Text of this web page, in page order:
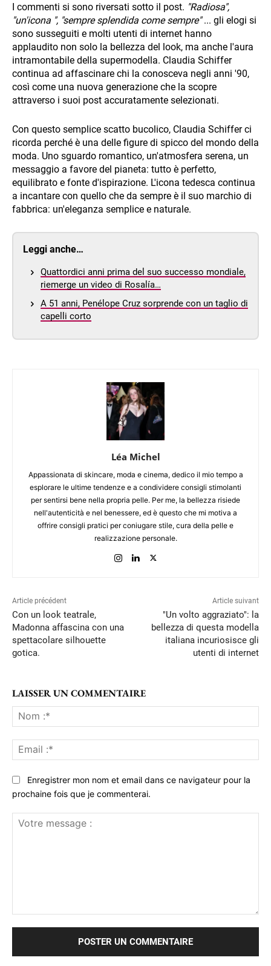
I commenti si sono riversati sotto il post. "Radiosa",
"un'icona ", "sempre splendida come sempre"... gli elogi si
sono susseguiti e molti utenti di internet hanno
applaudito non solo la bellezza del look, ma anche l'aura
intramontabile della supermodella. Claudia Schiffer
continua ad affascinare chi la conosceva negli anni '90,
così come una nuova generazione che la scopre
attraverso i suoi post accuratamente selezionati.
Con questo semplice scatto bucolico, Claudia Schiffer ci
ricorda perché è una delle figure di spicco del mondo della
moda. Uno sguardo romantico, un'atmosfera serena, un
messaggio a favore del pianeta: tutto è perfetto,
equilibrato e fonte d'ispirazione. L'icona tedesca continua
a incantare con quello che da sempre è il suo marchio di
fabbrica: un'eleganza semplice e naturale.
Leggi anche…
Quattordici anni prima del suo successo mondiale,
riemerge un video di Rosalía…
A 51 anni, Penélope Cruz sorprende con un taglio di
capelli corto
Léa Michel
Appassionata di skincare, moda e cinema, dedico il mio tempo a
esplorare le ultime tendenze e a condividere consigli stimolanti
per sentirsi bene nella propria pelle. Per me, la bellezza risiede
nell'autenticità e nel benessere, ed è questo che mi motiva a
offrire consigli pratici per coniugare stile, cura della pelle e
realizzazione personale.
Article précédent
Con un look teatrale,
Madonna affascina con una
spettacolare silhouette
gotica.
Article suivant
"Un volto aggraziato": la
bellezza di questa modella
italiana incuriosisce gli
utenti di internet
LAISSER UN COMMENTAIRE
:*
:*
Enregistrer mon nom et email dans ce navigateur pour la
prochaine fois que je commenterai.